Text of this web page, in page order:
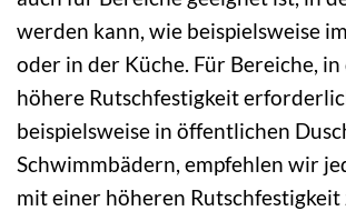
werden kann, wie beispielsweise
oder in der Küche. Für Bereiche,
höhere Rutschfestigkeit
beispielsweise in öffentlichen
Schwimmbädern, empfehlen wir
mit einer höheren Rutschfestigkeit